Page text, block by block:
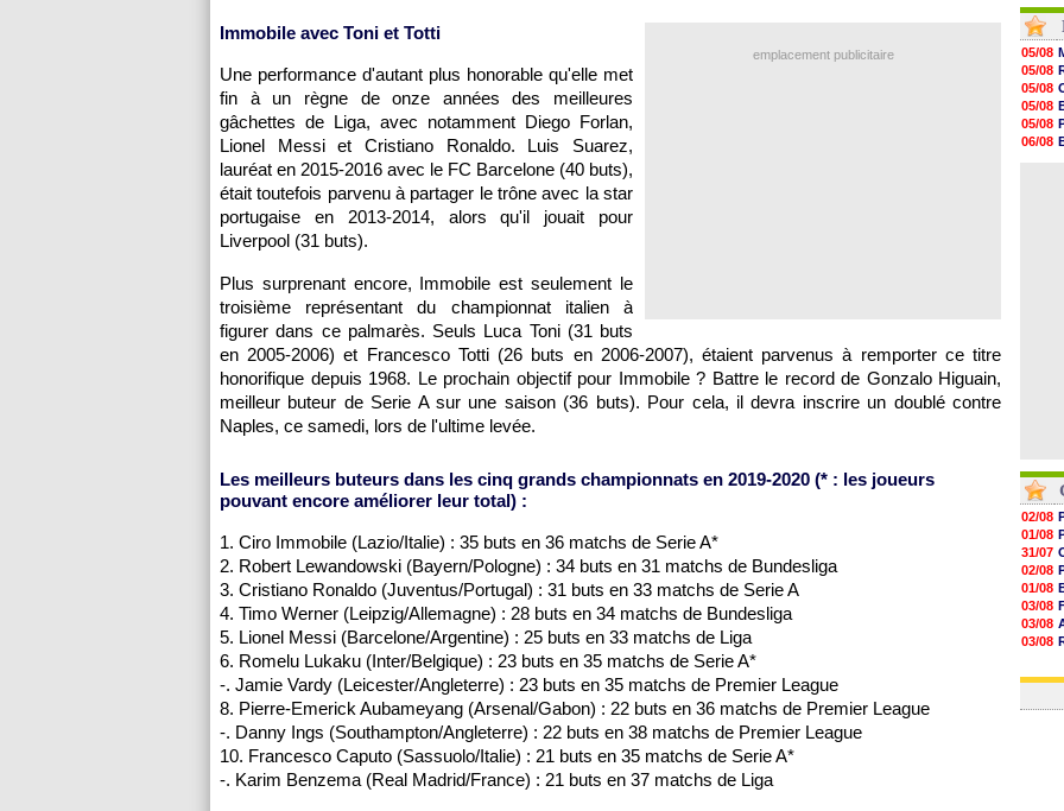
emplacement publicitaire
Immobile avec Toni et Totti
Une performance d'autant plus honorable qu'elle met
fin à un règne de onze années des meilleures
gâchettes de Liga, avec notamment Diego Forlan,
Lionel Messi et Cristiano Ronaldo. Luis Suarez,
lauréat en 2015-2016 avec le FC Barcelone (40 buts),
était toutefois parvenu à partager le trône avec la star
portugaise en 2013-2014, alors qu'il jouait pour
Liverpool (31 buts).
Plus surprenant encore, Immobile est seulement le
troisième représentant du championnat italien à
figurer dans ce palmarès. Seuls Luca Toni (31 buts
en 2005-2006) et Francesco Totti (26 buts en 2006-2007), étaient parvenus à remporter ce titre
honorifique depuis 1968. Le prochain objectif pour Immobile ? Battre le record de Gonzalo Higuain,
meilleur buteur de Serie A sur une saison (36 buts). Pour cela, il devra inscrire un doublé contre
Naples, ce samedi, lors de l'ultime levée.
Les meilleurs buteurs dans les cinq grands championnats en 2019-2020 (* : les joueurs
pouvant encore améliorer leur total) :
1. Ciro Immobile (Lazio/Italie) : 35 buts en 36 matchs de Serie A*
2. Robert Lewandowski (Bayern/Pologne) : 34 buts en 31 matchs de Bundesliga
3. Cristiano Ronaldo (Juventus/Portugal) : 31 buts en 33 matchs de Serie A
4. Timo Werner (Leipzig/Allemagne) : 28 buts en 34 matchs de Bundesliga
5. Lionel Messi (Barcelone/Argentine) : 25 buts en 33 matchs de Liga
6. Romelu Lukaku (Inter/Belgique) : 23 buts en 35 matchs de Serie A*
-. Jamie Vardy (Leicester/Angleterre) : 23 buts en 35 matchs de Premier League
8. Pierre-Emerick Aubameyang (Arsenal/Gabon) : 22 buts en 36 matchs de Premier League
-. Danny Ings (Southampton/Angleterre) : 22 buts en 38 matchs de Premier League
10. Francesco Caputo (Sassuolo/Italie) : 21 buts en 35 matchs de Serie A*
-. Karim Benzema (Real Madrid/France) : 21 buts en 37 matchs de Liga
21h48
21h39
21h26
21h05
20h47
20h30
20h18
20h04
19h47
05/08
05/08
05/08
05/08
05/08
06/08
02/08
01/08
31/07
02/08
01/08
03/08
03/08
03/08
31/07